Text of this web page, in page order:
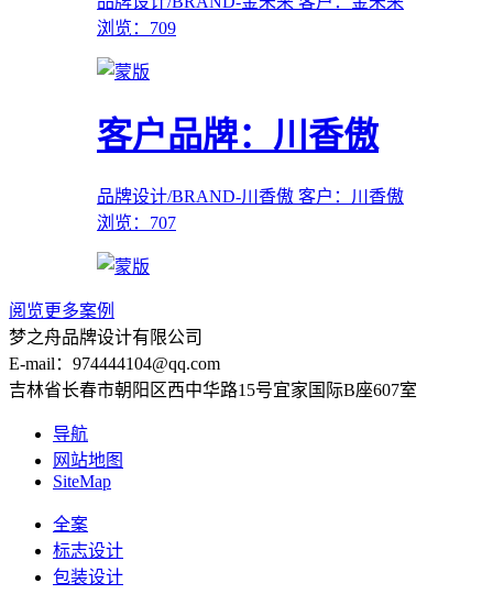
浏览：709
客户品牌：川香傲
品牌设计/BRAND-川香傲 客户：川香傲
浏览：707
阅览更多案例
梦之舟品牌设计有限公司
E-mail：974444104@qq.com
吉林省长春市朝阳区西中华路15号宜家国际B座607室
导航
网站地图
SiteMap
全案
标志设计
包装设计